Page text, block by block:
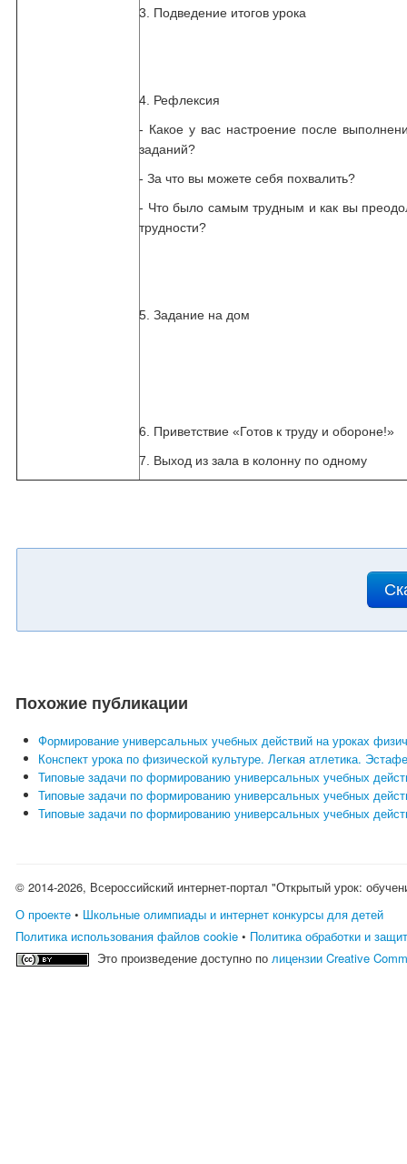
3. Подведение итогов урока
4. Рефлексия
- Какое у вас настроение после
заданий?
- За что вы можете себя похвалить?
- Что было самым трудным и как вы
трудности?
5. Задание на дом
6. Приветствие «Готов к труду и обороне!»
7. Выход из зала в колонну по одному
Похожие публикации
Формирование универсальных учебных действий на уроках
Конспект урока по физической культуре. Легкая атлетика.
Типовые задачи по формированию универсальных учебных
Типовые задачи по формированию универсальных учебных
Типовые задачи по формированию универсальных учебных
© 2014-2026, Всероссийский интернет-портал "Открытый урок:
О проекте • Школьные олимпиады и интернет конкурсы для детей
Политика использования файлов cookie • Политика обработки и
Это произведение доступно полицензии Creative